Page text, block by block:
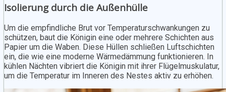
Isolierung durch die Außenhülle
Um die empfindliche Brut vor Temperaturschwankungen zu
schützen, baut die Königin eine oder mehrere Schichten aus
Papier um die Waben. Diese Hüllen schließen Luftschichten
ein, die wie eine moderne Wärmedämmung funktionieren. In
kühlen Nächten vibriert die Königin mit ihrer Flügelmuskulatur,
um die Temperatur im Inneren des Nestes aktiv zu erhöhen.